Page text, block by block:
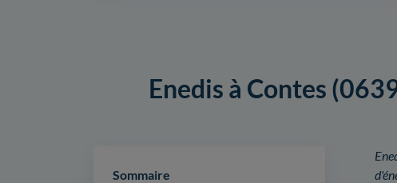
Enedis à Contes
Sommaire